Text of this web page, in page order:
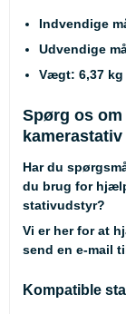
Indvendige
Udvendige
Vægt: 6,37 kg
Spørg os
kamerastativ
Har du
du brug for
stativudstyr?
Vi er her for at
send en e-mail
Kompatible